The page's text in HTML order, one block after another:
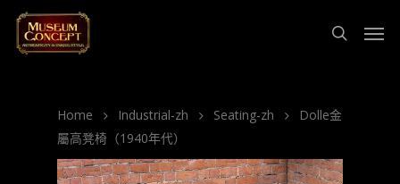
Home Industrial-zh Seating-zh
Dolle金
屬高凳椅（1940年代）